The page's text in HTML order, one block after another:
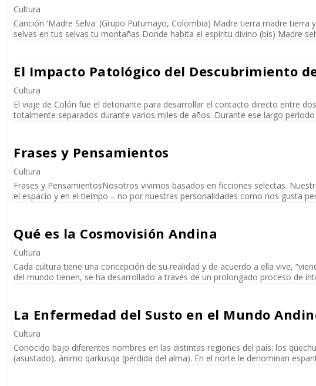
Cultura
Canción 'Madre Selva' (Grupo Putumayo, Colombia) Madre tierra madre
selvas en tus selvas tu montañas Donde habita el espíritu divino (bis) Madre
El Impacto Patológico del Descubrimiento
Cultura
El viaje de Colón fue el detonante para desarrollar el contacto directo entre
totalmente separados durante varios miles de años. Durante ese largo
Frases y Pensamientos
Cultura
Frases y PensamientosNosotros vivimos basados en ficciones selectas.
el espacio y en el tiempo – no por nuestras personalidades como nos gusta
Qué es la Cosmovisión Andina
Cultura
Cada cultura tiene una concepción de su realidad y de acuerdo a ella vive,
del mundo tienen, se ha desarrollado a través de un prolongado proceso de
La Enfermedad del Susto en el Mundo
Cultura
Conocido bajo diferentes nombres en las distintas regiones del país: los
(asustado), ánimo qarkusqa (pérdida del alma). En el norte le denominan